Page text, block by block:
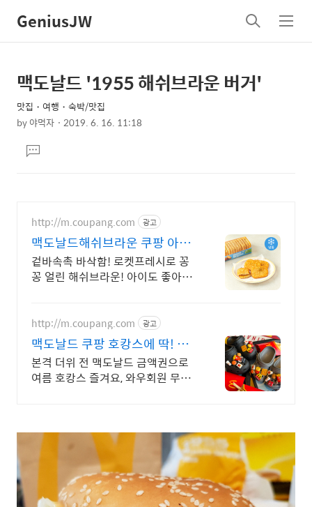
GeniusJW
검
색
메
뉴
상
세
컨
텐
츠
본
제
목
맥도날드 '1955 해쉬브라운 버거'
맛집・여행・숙박/맛집
by야먹자 2019. 6. 16. 11:18
문댓
글
http://m.coupang.com 광고
맥도날드해쉬브라운 쿠팡 아이
간식으로 딱!
겉바속촉 바삭함! 로켓프레시로 꽁
꽁 얼린 해쉬브라운! 아이도 좋아하
http://m.coupang.com 광고
맥도날드 쿠팡 호캉스에 딱! 시
원한 맛
본격 더위 전 맥도날드 금액권으로
여름 호캉스 즐겨요, 와우회원 무료